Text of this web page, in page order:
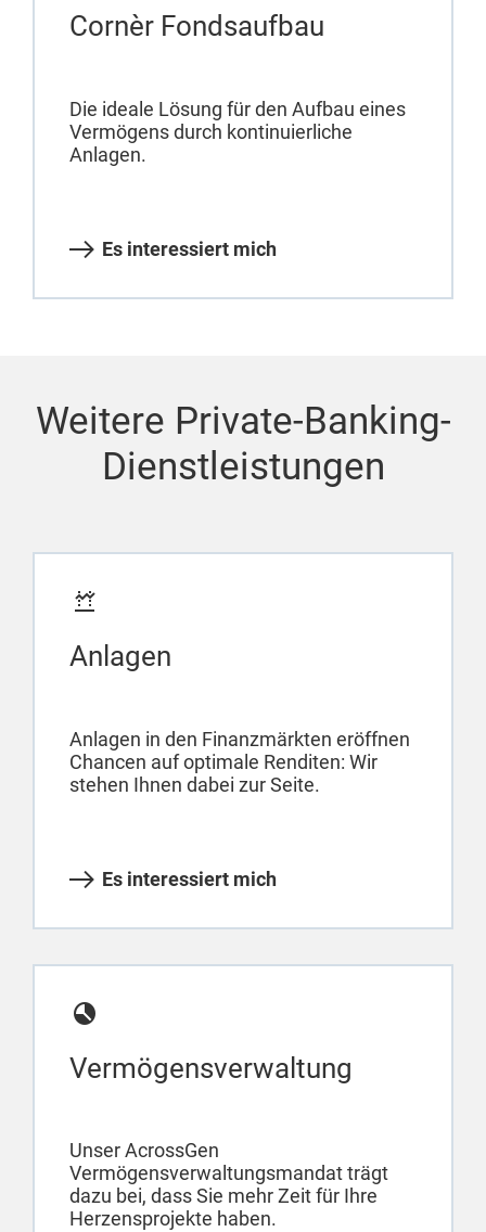
Cornèr Fondsaufbau
Die ideale Lösung für den Aufbau eines
Vermögens durch kontinuierliche
Anlagen.
Es interessiert mich
Weitere Private-Banking-
Dienstleistungen
Anlagen
Anlagen in den Finanzmärkten eröffnen
Chancen auf optimale Renditen: Wir
stehen Ihnen dabei zur Seite.
Es interessiert mich
Vermögensverwaltung
Unser AcrossGen
Vermögensverwaltungsmandat trägt
dazu bei, dass Sie mehr Zeit für Ihre
Herzensprojekte haben.